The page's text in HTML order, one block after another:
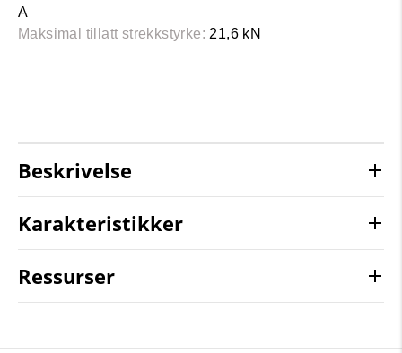
A
Maksimal tillatt strekkstyrke: 21,6 kN
Beskrivelse
Karakteristikker
Ressurser